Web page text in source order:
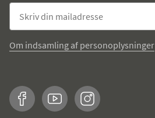
Om indsamling af personoplysninger
FacebookYouTubeInstagram